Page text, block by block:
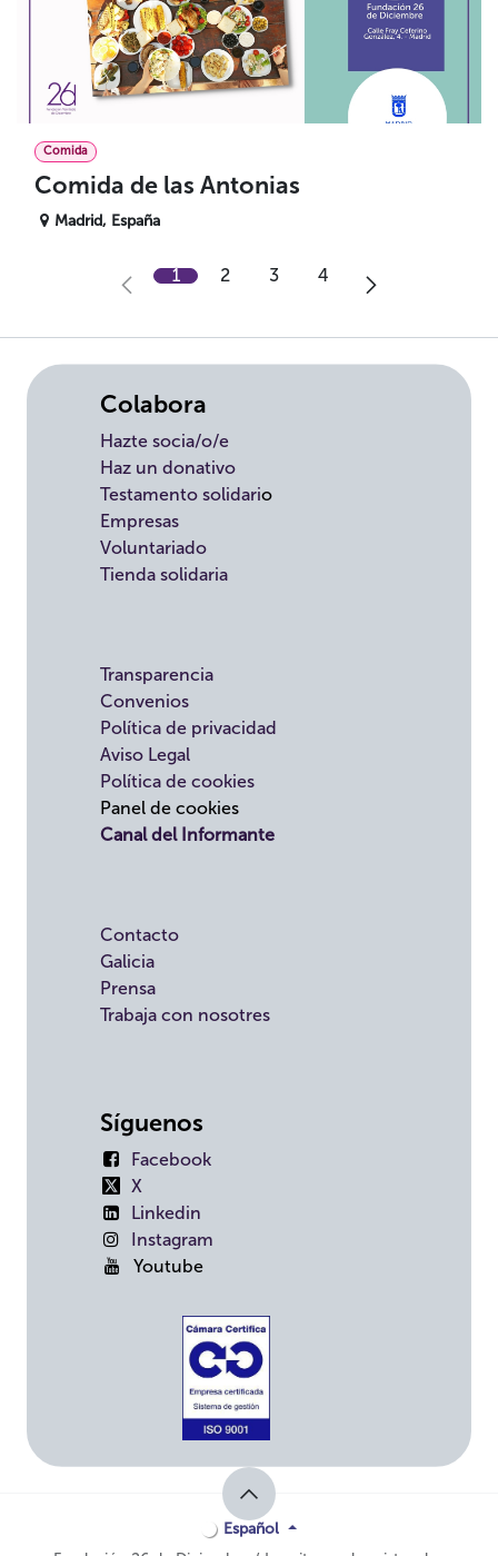
Comida
Comida de las Antonias
Madrid, España
1 2 3 4
Transparencia
Convenios
Política de privacidad
Aviso Legal
Política de cookies
Panel de cookies
Canal del Informante
Contacto
Galicia
Prensa
Trabaja con nosotres
Colabora
Hazte socia/o/e
Haz un donativo
Testamento solidario
Empresas
Voluntariado
Tienda solidaria
Síguenos
Facebook
X
Linkedin
Instagram
Youtube
Español